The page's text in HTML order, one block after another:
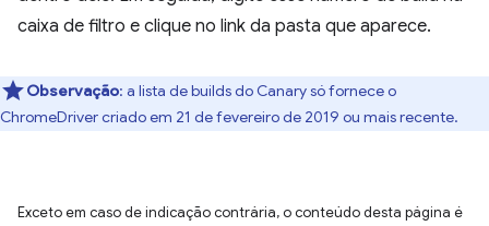
caixa de filtro e clique no link da pasta que aparece.
Observação: a lista de builds do Canary só fornece o
ChromeDriver criado em 21 de fevereiro de 2019 ou mais recente.
Exceto em caso de indicação contrária, o conteúdo desta página é